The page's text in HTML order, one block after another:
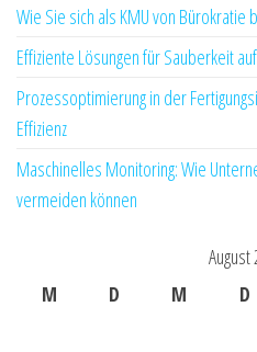
Wie Sie sich als KMU von Bürokratie
Effiziente Lösungen für Sauberkeit
Prozessoptimierung in der
Effizienz
Maschinelles Monitoring: Wie
vermeiden können
August
M
D M D